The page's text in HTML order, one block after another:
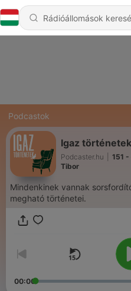
Podcastok
Igaz
Podcaster.hu
151
Tibor
Mindenkinek vannak
megható történetei.
00:00